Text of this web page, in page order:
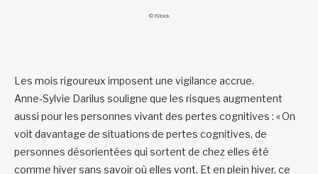
© iStock
Les mois rigoureux imposent une vigilance accrue.
Anne‑Sylvie Darilus souligne que les risques augmentent
aussi pour les personnes vivant des pertes cognitives : « On
voit davantage de situations de pertes cognitives, de
personnes désorientées qui sortent de chez elles été
comme hiver sans savoir où elles vont. Et en plein hiver, ce